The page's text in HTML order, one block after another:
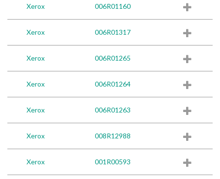
Xerox 006R01160
Xerox 006R01317
Xerox 006R01265
Xerox 006R01264
Xerox 006R01263
Xerox 008R12988
Xerox 001R00593